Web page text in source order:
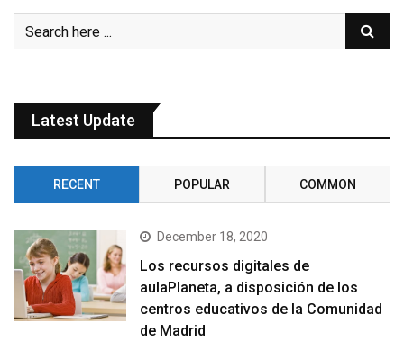
Latest Update
RECENT POPULAR COMMON
December 18, 2020
Los recursos digitales de
aulaPlaneta, a disposición de los
centros educativos de la Comunidad
de Madrid